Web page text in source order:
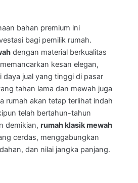
bahan premium ini
bagi pemilik rumah.
dengan material berkualitas
kesan elegan,
daya jual yang tinggi di pasar
tahan lama dan mewah juga
rumah akan tetap terlihat indah
telah bertahun-tahun
demikian, rumah klasik mewah
cerdas, menggabungkan
dan nilai jangka panjang.